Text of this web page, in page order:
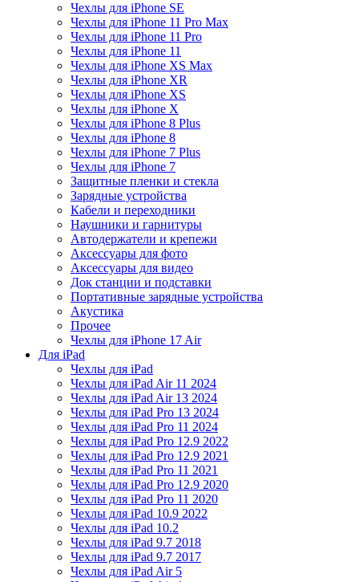
Чехлы для iPhone SE
Чехлы для iPhone 11 Pro Max
Чехлы для iPhone 11 Pro
Чехлы для iPhone 11
Чехлы для iPhone XS Max
Чехлы для iPhone XR
Чехлы для iPhone XS
Чехлы для iPhone X
Чехлы для iPhone 8 Plus
Чехлы для iPhone 8
Чехлы для iPhone 7 Plus
Чехлы для iPhone 7
Защитные пленки и стекла
Зарядные устройства
Кабели и переходники
Наушники и гарнитуры
Автодержатели и крепежи
Аксессуары для фото
Аксессуары для видео
Док станции и подставки
Портативные зарядные устройства
Акустика
Прочее
Чехлы для iPhone 17 Air
Для iPad
Чехлы для iPad
Чехлы для iPad Air 11 2024
Чехлы для iPad Air 13 2024
Чехлы для iPad Pro 13 2024
Чехлы для iPad Pro 11 2024
Чехлы для iPad Pro 12.9 2022
Чехлы для iPad Pro 12.9 2021
Чехлы для iPad Pro 11 2021
Чехлы для iPad Pro 12.9 2020
Чехлы для iPad Pro 11 2020
Чехлы для iPad 10.9 2022
Чехлы для iPad 10.2
Чехлы для iPad 9.7 2018
Чехлы для iPad 9.7 2017
Чехлы для iPad Air 5